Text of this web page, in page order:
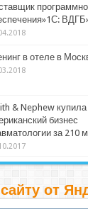
в отеле в
& Nephew купила
бизнес
за 210
от